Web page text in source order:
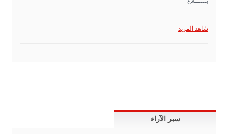
شاهد المزيد
سبر الآراء